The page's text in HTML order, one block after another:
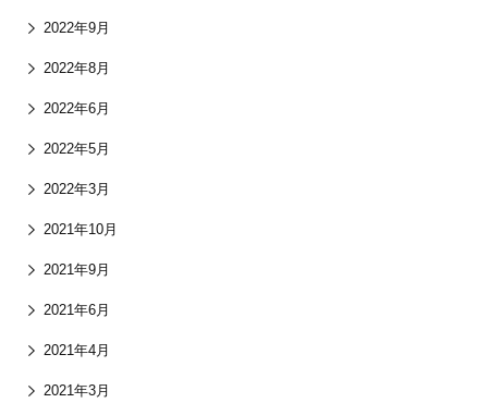
2022年9月
2022年8月
2022年6月
2022年5月
2022年3月
2021年10月
2021年9月
2021年6月
2021年4月
2021年3月